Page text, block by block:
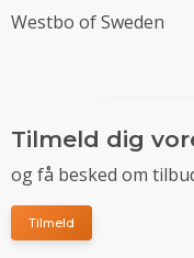
Westbo of Sweden
Tilmeld dig
og få besked om
Tilmeld